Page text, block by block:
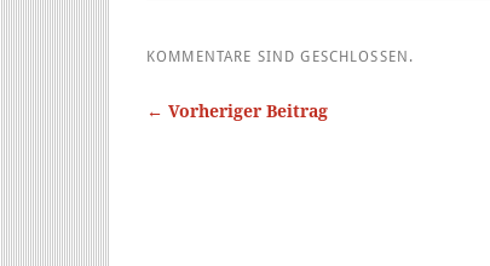
KOMMENTARE SIND GESCHLOSSEN.
← Vorheriger Beitrag